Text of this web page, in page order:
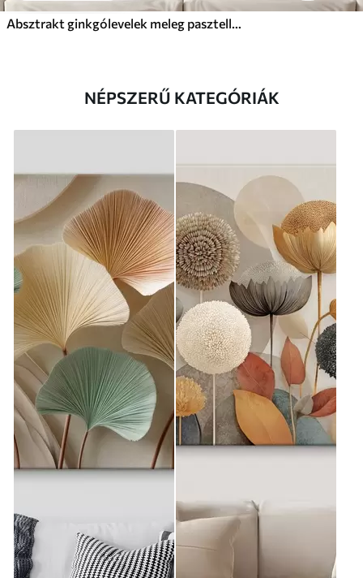
Absztrakt ginkgólevelek meleg pasztell színekben
NÉPSZERŰ KATEGÓRIÁK